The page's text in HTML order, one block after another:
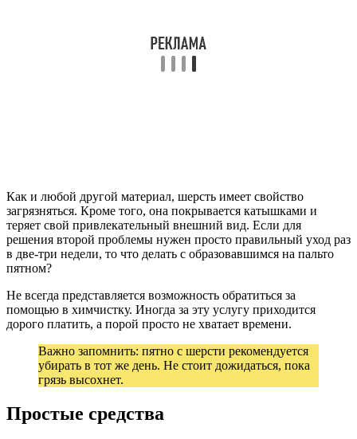
Как и любой другой материал, шерсть имеет свойство
загрязняться. Кроме того, она покрывается катышками и
теряет свой привлекательный внешний вид. Если для
решения второй проблемы нужен просто правильный уход раз
в две-три недели, то что делать с образовавшимся на пальто
пятном?
Не всегда представляется возможность обратиться за
помощью в химчистку. Иногда за эту услугу приходится
дорого платить, а порой просто не хватает времени.
Важно запомнить: пятно с шерсти рекомендуется
убирать в тот же день. Не стоит дожидаться, пока
грязь высохнет.
Простые средства